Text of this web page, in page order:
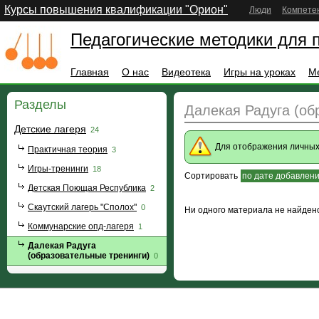
Курсы повышения квалификации "Орион" Люди
Педагогические методики для
Главная О нас Видеотека Игры на уроках
Разделы
Детские лагеря 24
Практичная теория 3
Игры-тренинги 18
Детская Поющая Республика 2
Скаутский лагерь "Сполох" 0
Коммунарские опд-лагеря 1
Далекая Радуга
(образовательные тренинги) 0
Далекая Радуга
Для отображения
Сортировать по дате
Ни одного материала не